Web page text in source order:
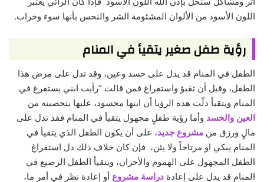
اللون الأسود من الألوان المشئومة الشر والنحس بأنها سوء وخراب.
رؤية طفل صغير يتقيأ في المنام
الطفل في المنام قد يدل على حسد وعين، وقد تدل على مرض هذا
الطفل، وقيل أن تقيؤ واستفراغ فمن قالت “رأيت ابني يستفرغ في
المنام ويتقيأ دلّت هذه الرؤيا أن ابنها محسود، عليها بتحصينه من
العين والحسد وأما رؤية طفلٍ مجهول يتقيأ في المنام فقد تدل على
مالٍ ورزق من مشروع جديد، على أن يكون الطفل الذي يتقيأ في
المنام يبكي او مرتاحاً ولا يئن، فإن كان خلاف ذلك دل استفراغ
الطفل المجهول على الهموم والأحزان، ويتقيأ الطفل الرضيع في
المنام قد يدل على إعادة دراسة مشروع أو إعادة نظر في أمرٍ ما،